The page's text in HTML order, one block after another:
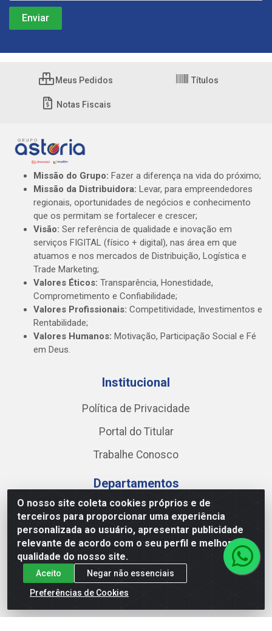
O nosso site coleta cookies próprios e de
terceiros para proporcionar uma experiência
personalizada ao usuário, apresentar publicidade
relevante de acordo com o seu perfil e melhorar a
qualidade do nosso site.
Aceito
Negar não essenciais
Preferências de Cookies
Meus Pedidos Títulos
Notas Fiscais
Missão do Grupo: Fazer a diferença na vida do próximo;
Missão da Distribuidora: Levar, para empreendedores
regionais, oportunidades de negócios e conhecimento
que os permitam se fortalecer e crescer;
Visão: Ser referência de qualidade e inovação em
serviços FIGITAL (físico + digital), nas área em que
atuamos e nos mercados de Distribuição, Logística e
Trade Marketing;
Valores Éticos: Transparência, Honestidade,
Comprometimento e Confiabilidade;
Valores Profissionais: Competitividade, Investimentos e
Rentabilidade;
Valores Humanos: Motivação, Participação Social e Fé
em Deus.
Institucional
Política de Privacidade
Portal do Titular
Trabalhe Conosco
Departamentos
ALIMENTOS
BEBIDAS
BOMBONIERE
LIMPEZA